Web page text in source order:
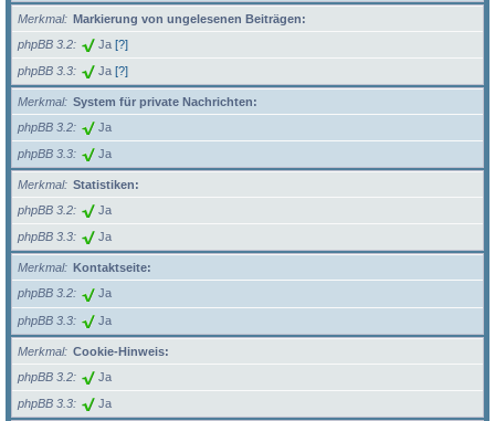
Merkmal
Markierung von ungelesenen Beiträgen:
phpBB 3.2
Ja [?]
phpBB 3.3 Ja [?]
Merkmal
System für private Nachrichten:
phpBB 3.2
Ja
phpBB 3.3 Ja
Merkmal
Statistiken:
phpBB 3.2
Ja
phpBB 3.3 Ja
Merkmal
Kontaktseite:
phpBB 3.2
Ja
phpBB 3.3 Ja
Merkmal
Cookie-Hinweis:
phpBB 3.2
Ja
phpBB 3.3 Ja